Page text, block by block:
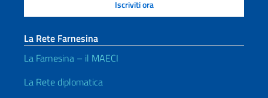
La Rete Farnesina
La Farnesina – il MAECI
La Rete diplomatica